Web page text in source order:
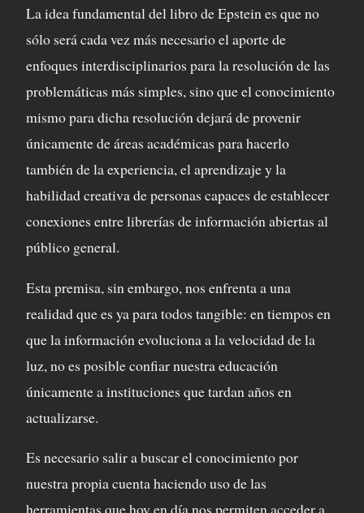
La idea fundamental del libro de Epstein es que no
sólo será cada vez más necesario el aporte de
enfoques interdisciplinarios para la resolución de las
problemáticas más simples, sino que el conocimiento
mismo para dicha resolución dejará de provenir
únicamente de áreas académicas para hacerlo
también de la experiencia, el aprendizaje y la
habilidad creativa de personas capaces de establecer
conexiones entre librerías de información abiertas al
público general.
Esta premisa, sin embargo, nos enfrenta a una
realidad que es ya para todos tangible: en tiempos en
que la información evoluciona a la velocidad de la
luz, no es posible confiar nuestra educación
únicamente a instituciones que tardan años en
actualizarse.
Es necesario salir a buscar el conocimiento por
nuestra propia cuenta haciendo uso de las